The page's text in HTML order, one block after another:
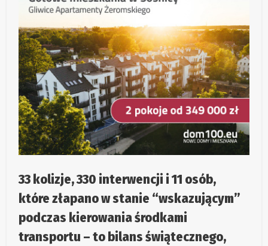
33 kolizje, 330 interwencji i 11 osób,
które złapano w stanie “wskazującym”
podczas kierowania środkami
transportu – to bilans świątecznego,